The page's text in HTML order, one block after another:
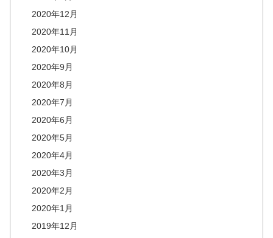
2020年12月
2020年11月
2020年10月
2020年9月
2020年8月
2020年7月
2020年6月
2020年5月
2020年4月
2020年3月
2020年2月
2020年1月
2019年12月